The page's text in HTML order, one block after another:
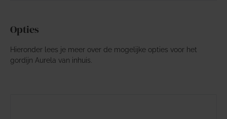
Opties
Hieronder lees je meer over de mogelijke opties voor het
gordijn Aurela van inhuis.